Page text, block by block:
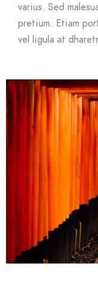
varius. Sed
pretium. Etiam
vel ligula at